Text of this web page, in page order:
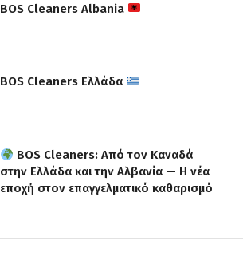
BOS Cleaners Albania
BOS Cleaners Ελλάδα
BOS Cleaners: Από τον Καναδά
στην Ελλάδα και την Αλβανία — Η νέα
εποχή στον επαγγελματικό καθαρισμό